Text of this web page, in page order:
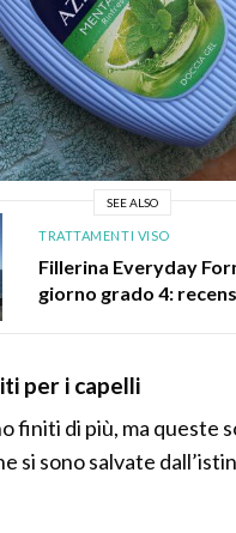
SEE ALSO
TRATTAMENTI VISO
Fillerina Everyday
giorno grado 4:
per i capelli
finiti di più, ma queste
si sono salvate